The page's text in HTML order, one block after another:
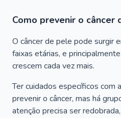
Como prevenir o câncer
O câncer de pele pode surgir
faixas etárias, e
crescem cada vez mais.
Ter cuidados específicos com
prevenir o câncer, mas há
atenção precisa ser